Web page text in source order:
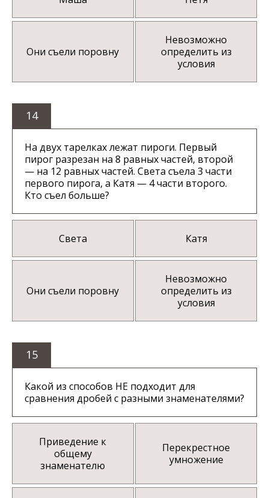
Они съели поровну
Невозможно
определить из
условия
14
На двух тарелках лежат пироги. Первый
пирог разрезан на 8 равных частей, второй
— на 12 равных частей. Света съела 3 части
первого пирога, а Катя — 4 части второго.
Кто съел больше?
Света Катя
Они съели поровну
Невозможно
определить из
условия
15
Какой из способов НЕ подходит для
сравнения дробей с разными знаменателями?
Приведение к
общему
знаменателю
Перекрестное
умножение